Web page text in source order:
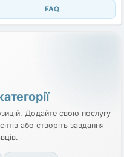
FAQ
Додайте свою послугу
або створіть завдання